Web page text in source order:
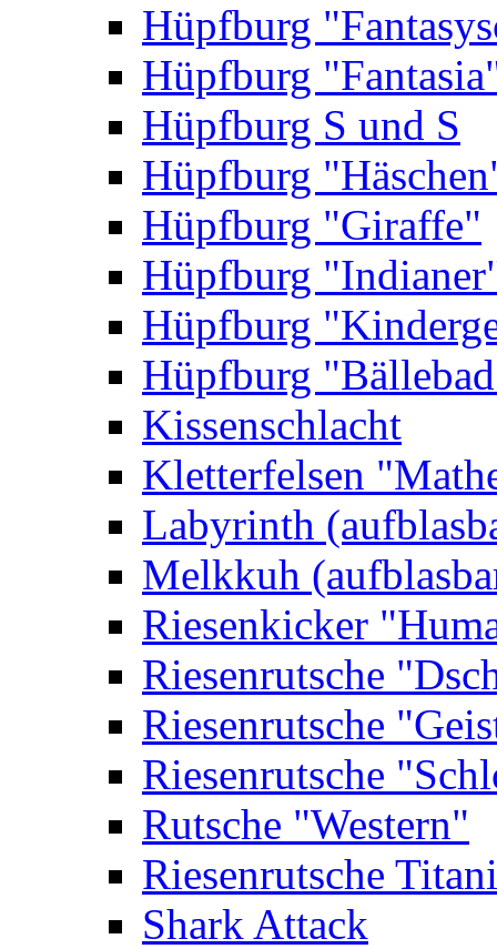
Hüpfburg
Hüpfburg
Hüpfburg S und S
Hüpfburg
Hüpfburg "Giraffe"
Hüpfburg
Hüpfburg
Hüpfburg
Kissenschlacht
Kletterfelsen
Labyrinth
Melkkuh
Riesenkicker
Riesenrutsche
Riesenrutsche
Riesenrutsche
Rutsche "Western"
Riesenrutsche
Shark Attack